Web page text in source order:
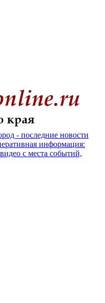
- последние новости
информация:
с места событий,